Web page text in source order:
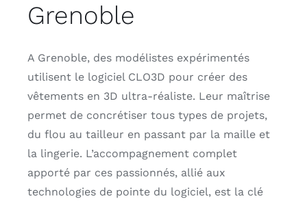
Grenoble
A Grenoble, des modélistes expérimentés
utilisent le logiciel CLO3D pour créer des
vêtements en 3D ultra-réaliste. Leur maîtrise
permet de concrétiser tous types de projets,
du flou au tailleur en passant par la maille et
la lingerie. L’accompagnement complet
apporté par ces passionnés, allié aux
technologies de pointe du logiciel, est la clé